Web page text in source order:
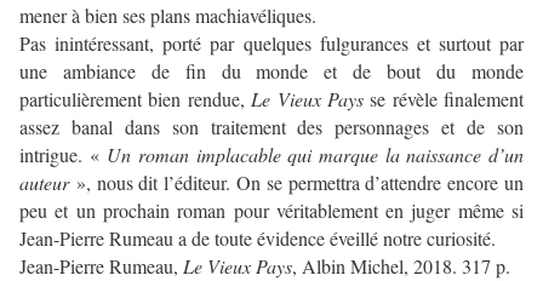
mener à bien ses plans machiavéliques.
Pas inintéressant, porté par quelques fulgurances et surtout par
une ambiance de fin du monde et de bout du monde
particulièrement bien rendue, Le Vieux Paysse révèle finalement
assez banal dans son traitement des personnages et de son
intrigue. « Un roman implacable qui marque la naissance d’un
auteur», nous dit l’éditeur. On se permettra d’attendre encore un
peu et un prochain roman pour véritablement en juger même si
Jean-Pierre Rumeau a de toute évidence éveillé notre curiosité.
Jean-Pierre Rumeau, Le Vieux Pays, Albin Michel, 2018. 317 p.